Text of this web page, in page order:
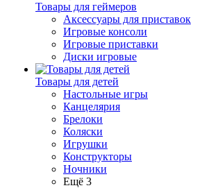
Товары для геймеров
Аксессуары для приставок
Игровые консоли
Игровые приставки
Диски игровые
Товары для детей
Настольные игры
Канцелярия
Брелоки
Коляски
Игрушки
Конструкторы
Ночники
Ещё 3